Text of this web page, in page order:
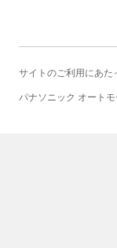
サイトのご利用にあた
パナソニック オート